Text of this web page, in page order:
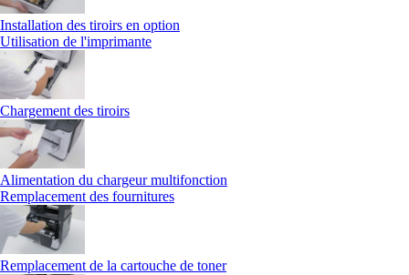
Installation des tiroirs en option
Utilisation de l'imprimante
Chargement des tiroirs
Alimentation du chargeur multifonction
Remplacement des fournitures
Remplacement de la cartouche de toner